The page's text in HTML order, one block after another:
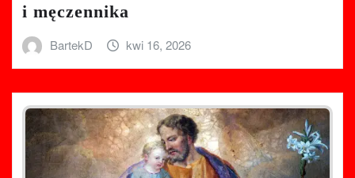
i męczennika
BartekD kwi 16, 2026